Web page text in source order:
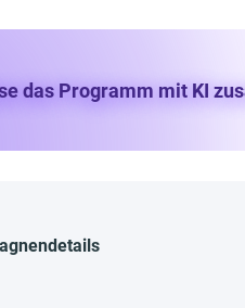
das Programm mit KI